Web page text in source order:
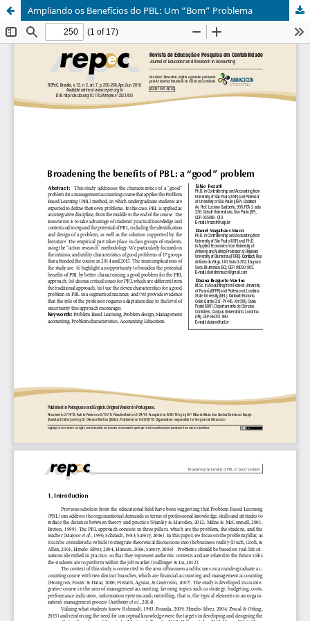
Ampliando os Benefícios do PBL: Um “Bom” Problema